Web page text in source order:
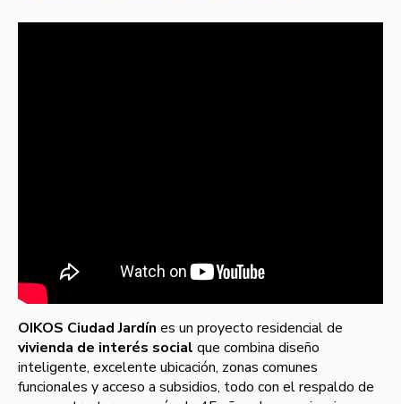
OIKOS Ciudad Jardín es un proyecto residencial de
vivienda de interés social que combina diseño
inteligente, excelente ubicación, zonas comunes
funcionales y acceso a subsidios, todo con el respaldo de